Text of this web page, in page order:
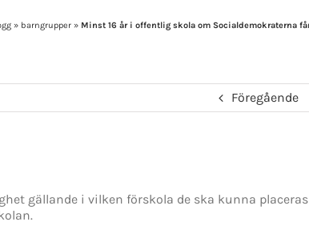
» barngrupper » Minst 16 år i offentlig skola om Socialdemokraterna
Föregående
gällande i vilken förskola de ska kunna